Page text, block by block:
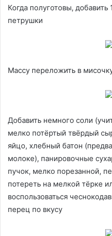
Когда полуготовы,
петрушки
Массу переложить в
Добавить немного соли
мелко потёртый твёрдый
яйцо, хлебный батон
молоке), панировочные
пучок, мелко порезанной,
потереть на мелкой тёрке
воспользоваться
перец по вкусу